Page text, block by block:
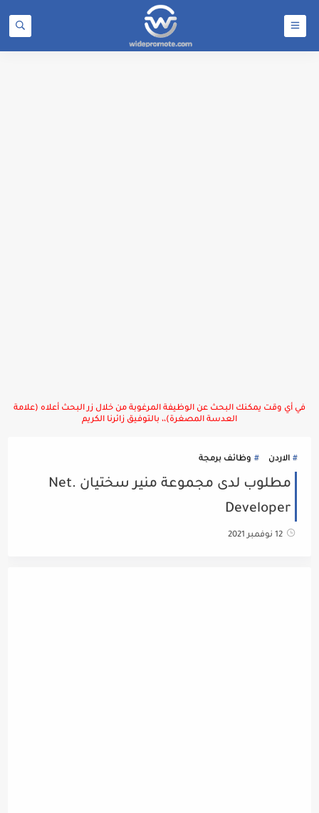
في أي وقت يمكنك البحث عن الوظيفة المرغوبة من خلال زر البحث أعلاه (علامة
العدسة المصغرة)،، بالتوفيق زائرنا الكريم
الاردن وظائف برمجة
مطلوب لدى مجموعة منير سختيان .Net
Developer
12 نوفمبر 2021